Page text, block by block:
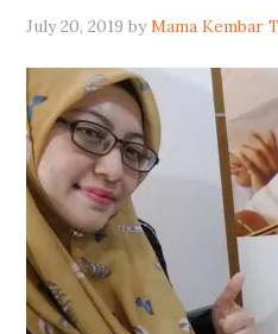
July 20, 2019 byMama Kembar